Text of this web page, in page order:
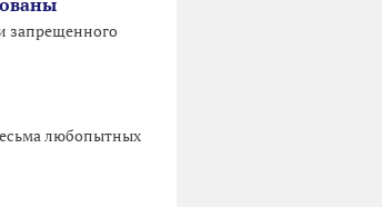
запрещенного
любопытных